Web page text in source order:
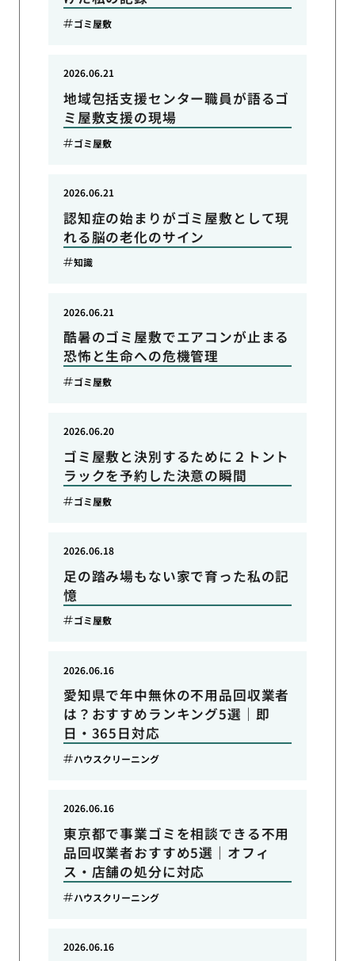
ゴミ屋敷
地域包括支援センター職員が語るゴ
ミ屋敷支援の現場
2026.06.21
ゴミ屋敷
認知症の始まりがゴミ屋敷として現
れる脳の老化のサイン
2026.06.21
知識
酷暑のゴミ屋敷でエアコンが止まる
恐怖と生命への危機管理
2026.06.21
ゴミ屋敷
ゴミ屋敷と決別するために２トント
ラックを予約した決意の瞬間
2026.06.20
ゴミ屋敷
足の踏み場もない家で育った私の記
憶
2026.06.18
ゴミ屋敷
愛知県で年中無休の不用品回収業者
は？おすすめランキング5選｜即
日・365日対応
2026.06.16
ハウスクリーニング
東京都で事業ゴミを相談できる不用
品回収業者おすすめ5選｜オフィ
ス・店舗の処分に対応
2026.06.16
ハウスクリーニング
2026.06.16